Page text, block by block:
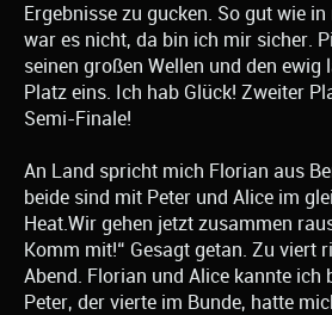
Ergebnisse zu gucken. So gut wie
war es nicht, da bin ich mir sicher.
seinen großen Wellen und den ewig
Platz eins. Ich hab Glück! Zweiter
Semi-Finale!
An Land spricht mich Florian aus
beide sind mit Peter und Alice im
Heat.Wir gehen jetzt zusammen
Komm mit!“ Gesagt getan. Zu viert
Abend. Florian und Alice kannte ich
Peter, der vierte im Bunde, hatte